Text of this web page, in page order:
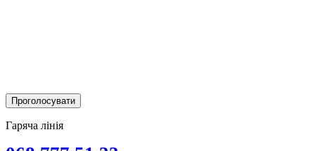
Гаряча лінія